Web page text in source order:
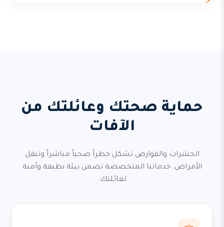
حماية صحتك وعائلتك من
الآفات
الحشرات والقوارض تشكل خطراً صحياً مباشراً وتنقل
الأمراض. خدماتنا المتخصصة تضمن بيئة نظيفة وآمنة
لعائلتك.